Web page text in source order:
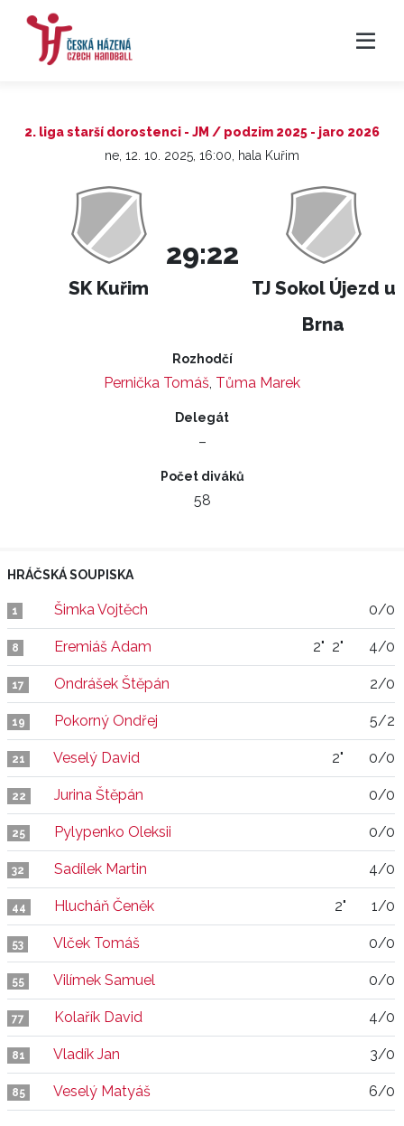
2. liga starší dorostenci - JM / podzim 2025 - jaro 2026
ne, 12. 10. 2025, 16:00, hala Kuřim
SK Kuřim
29:22
TJ Sokol Újezd u
Brna
Rozhodčí
Pernička Tomáš, Tůma Marek
Delegát
–
Počet diváků
58
HRÁČSKÁ SOUPISKA
1 Šimka Vojtěch 0/0
8 Eremiáš Adam 2" 2" 4/0
17 Ondrášek Štěpán 2/0
19 Pokorný Ondřej 5/2
21 Veselý David 2" 0/0
22 Jurina Štěpán 0/0
25 Pylypenko Oleksii 0/0
32 Sadílek Martin 4/0
44 Hlucháň Čeněk 2" 1/0
53 Vlček Tomáš 0/0
55 Vilímek Samuel 0/0
77 Kolařík David 4/0
81 Vladík Jan 3/0
85 Veselý Matyáš 6/0